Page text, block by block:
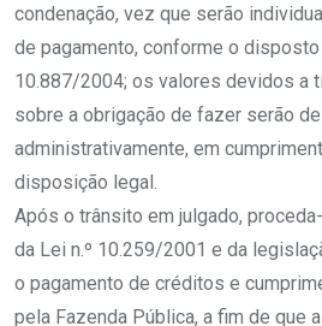
condenação, vez que serão
de pagamento, conforme o disposto
10.887/2004; os valores devidos a
sobre a obrigação de fazer serão
administrativamente, em
disposição legal.
Após o trânsito em julgado,
da Lei n.º 10.259/2001 e da
o pagamento de créditos e
pela Fazenda Pública, a fim de que